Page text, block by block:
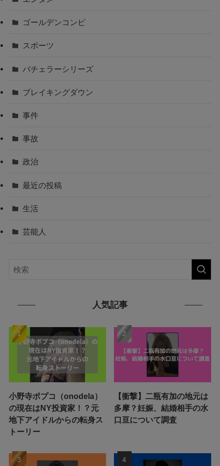
ゴールデンコンビ
スポーツ
バチェラーシリーズ
ブレイキングダウン
事件
事故
政治
最近の投稿
生活
芸能人
人気記事
小野寺ポプコ（onodela）
の現在はNY投資家！？元
地下アイドルからの転身ス
トーリー
【衝撃】二瓶有加の地元は
多摩？妊娠、結婚相手の水
口亘について調査